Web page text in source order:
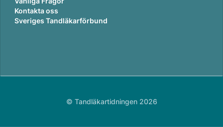
Kontakta oss
Sveriges Tandläkarförbund
© Tandläkartidningen 2026